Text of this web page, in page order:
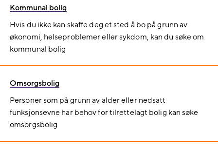
Kommunal bolig
Hvis du ikke kan skaffe deg et sted å bo på grunn av
økonomi, helseproblemer eller sykdom, kan du søke om
kommunal bolig
Omsorgsbolig
Personer som på grunn av alder eller nedsatt
funksjonsevne har behov for tilrettelagt bolig kan søke
omsorgsbolig